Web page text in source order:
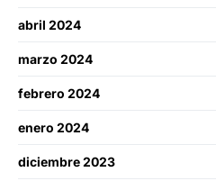
abril 2024
marzo 2024
febrero 2024
enero 2024
diciembre 2023